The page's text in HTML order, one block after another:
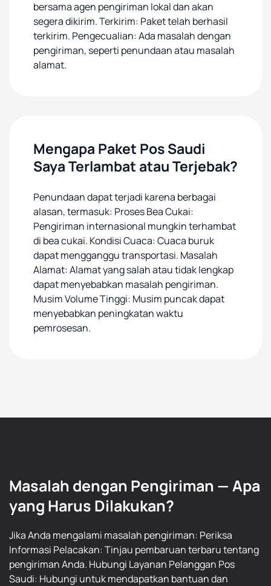
bersama agen pengiriman lokal dan akan
segera dikirim. Terkirim: Paket telah berhasil
terkirim. Pengecualian: Ada masalah dengan
pengiriman, seperti penundaan atau masalah
alamat.
Mengapa Paket Pos Saudi
Saya Terlambat atau Terjebak?
Penundaan dapat terjadi karena berbagai
alasan, termasuk: Proses Bea Cukai:
Pengiriman internasional mungkin terhambat
di bea cukai. Kondisi Cuaca: Cuaca buruk
dapat mengganggu transportasi. Masalah
Alamat: Alamat yang salah atau tidak lengkap
dapat menyebabkan masalah pengiriman.
Musim Volume Tinggi: Musim puncak dapat
menyebabkan peningkatan waktu
pemrosesan.
Masalah dengan Pengiriman — Apa
yang Harus Dilakukan?
Jika Anda mengalami masalah pengiriman: Periksa
Informasi Pelacakan: Tinjau pembaruan terbaru tentang
pengiriman Anda. Hubungi Layanan Pelanggan Pos
Saudi: Hubungi untuk mendapatkan bantuan dan